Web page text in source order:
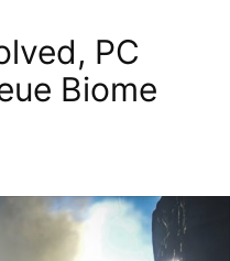
PC
Biome